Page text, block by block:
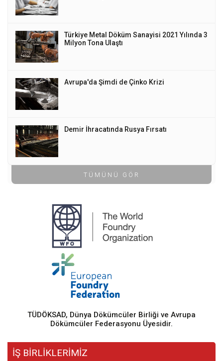
Türkiye Metal Döküm Sanayisi 2021 Yılında 3
Milyon Tona Ulaştı
Avrupa'da Şimdi de Çinko Krizi
Demir İhracatında Rusya Fırsatı
TÜMÜNÜ GÖR
TÜDÖKSAD, Dünya Dökümcüler Birliği ve Avrupa
Dökümcüler Federasyonu Üyesidir.
İŞ BİRLİKLERİMİZ